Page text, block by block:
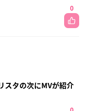
0
スタの次にMVが紹介